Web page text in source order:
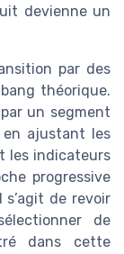
devienne un
par des
théorique.
un segment
en ajustant les
les indicateurs
progressive
de revoir
de
dans cette